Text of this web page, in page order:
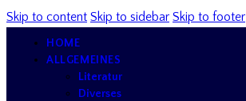
Skip to content Skip to sidebar Skip to footer
HOME
ALLGEMEINES
Literatur
Diverses